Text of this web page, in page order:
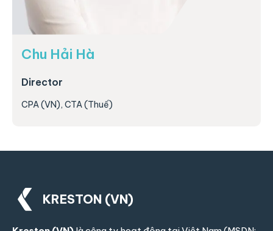
Chu Hải Hà
Director
CPA (VN), CTA (Thuế)
KRESTON (VN)